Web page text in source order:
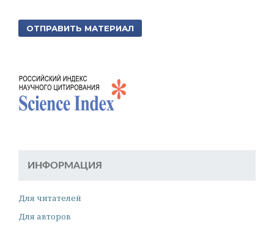
ОТПРАВИТЬ МАТЕРИАЛ
ИНФОРМАЦИЯ
Для читателей
Для авторов